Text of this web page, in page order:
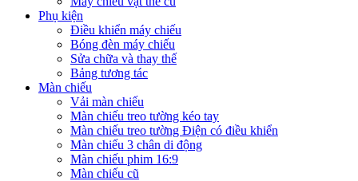
Phụ kiện
Điều khiển máy chiếu
Bóng đèn máy chiếu
Sửa chữa và thay thế
Bảng tương tác
Màn chiếu
Vải màn chiếu
Màn chiếu treo tường kéo tay
Màn chiếu treo tường Điện có điều khiển
Màn chiếu 3 chân di động
Màn chiếu phim 16:9
Màn chiếu cũ